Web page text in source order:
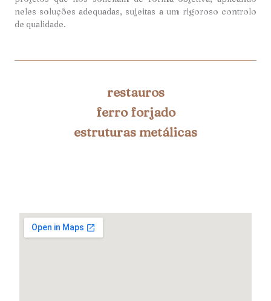
neles soluções adequadas, sujeitas a um rigoroso controlo
de qualidade.
restauros
ferro forjado
estruturas metálicas